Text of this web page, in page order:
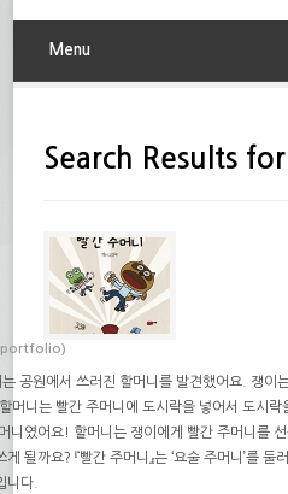
Menu
Search Results
공원에서 쓰러진 할머니를 발견했어요. 쟁이
머니는 빨간 주머니에 도시락을 넣어서 도시락
니였어요! 할머니는 쟁이에게 빨간 주머니를
될까요? 『빨간 주머니』는 ‘요술 주머니’를
니다.